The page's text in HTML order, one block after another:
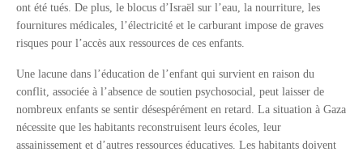
ont été tués. De plus, le blocus d’Israël sur l’eau, la nourriture, les
fournitures médicales, l’électricité et le carburant impose de graves
risques pour l’accès aux ressources de ces enfants.
Une lacune dans l’éducation de l’enfant qui survient en raison du
conflit, associée à l’absence de soutien psychosocial, peut laisser de
nombreux enfants se sentir désespérément en retard. La situation à Gaza
nécessite que les habitants reconstruisent leurs écoles, leur
assainissement et d’autres ressources éducatives. Les habitants doivent